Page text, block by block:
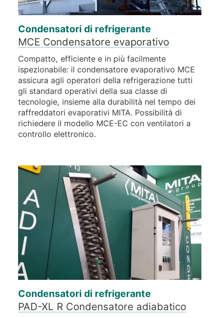
Condensatori di refrigerante
MCE Condensatore evaporativo
Compatto, efficiente e in più facilmente
ispezionabile: il condensatore evaporativo MCE
assicura agli operatori della refrigerazione tutti
gli standard operativi della sua classe di
tecnologie, insieme alla durabilità nel tempo dei
raffreddatori evaporativi MITA. Possibilità di
richiedere il modello MCE-EC con ventilatori a
controllo elettronico.
Condensatori di refrigerante
PAD-XL R Condensatore adiabatico